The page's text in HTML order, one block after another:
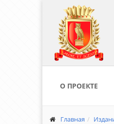
О ПРОЕКТЕ
Главная